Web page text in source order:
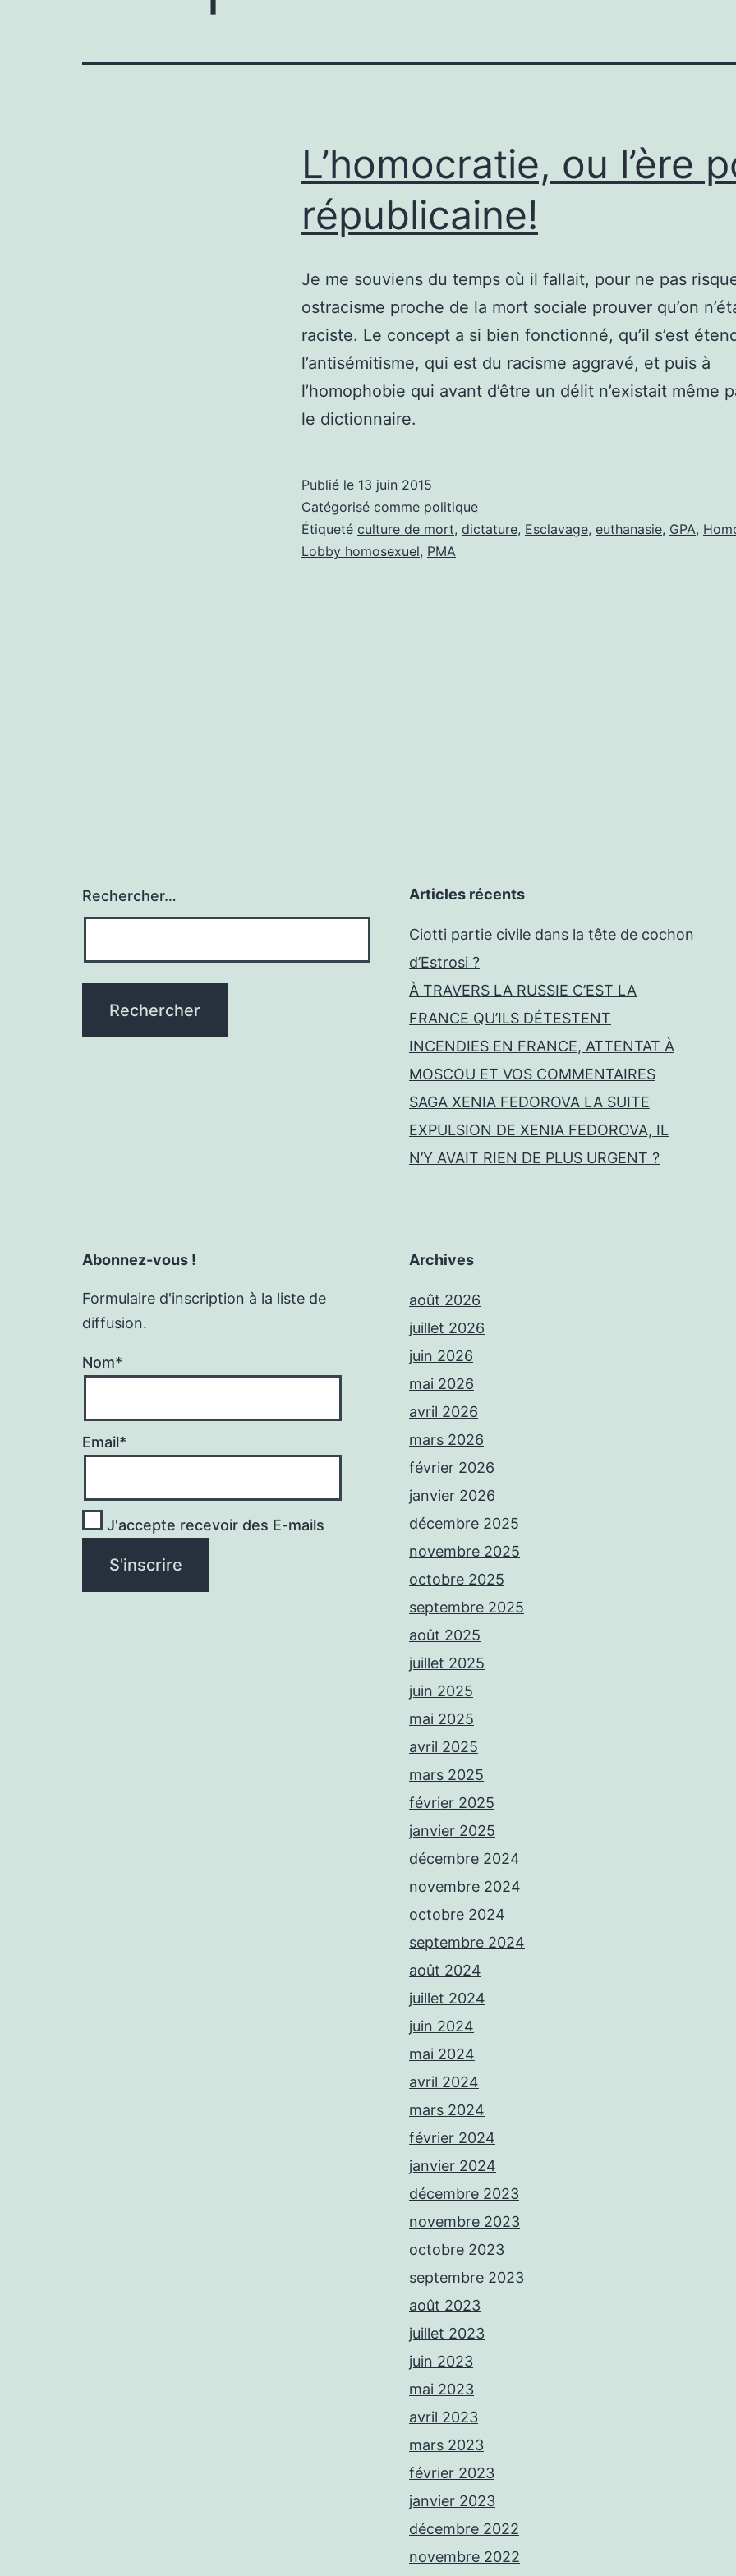
L’homocratie, ou l’ère
républicaine!
Je me souviens du temps où il fallait, pour ne pas
ostracisme proche de la mort sociale prouver qu’on
raciste. Le concept a si bien fonctionné, qu’il s’est
l’antisémitisme, qui est du racisme aggravé, et puis à
l’homophobie qui avant d’être un délit n’existait même
le dictionnaire.
Publié le 13 juin 2015
Catégorisé comme politique
Étiqueté culture de mort, dictature, Esclavage, euthanasie, GPA,
Lobby homosexuel, PMA
Rechercher… Articles récents
Ciotti partie civile dans la tête de cochon
d’Estrosi ?
À TRAVERS LA RUSSIE C’EST LA
FRANCE QU’ILS DÉTESTENT
INCENDIES EN FRANCE, ATTENTAT À
MOSCOU ET VOS COMMENTAIRES
SAGA XENIA FEDOROVA LA SUITE
EXPULSION DE XENIA FEDOROVA, IL
N’Y AVAIT RIEN DE PLUS URGENT ?
Abonnez-vous !
Formulaire d'inscription à la liste de
diffusion.
Nom*
Email*
J'accepte recevoir des E-mails
Archives
août 2026
juillet 2026
juin 2026
mai 2026
avril 2026
mars 2026
février 2026
janvier 2026
décembre 2025
novembre 2025
octobre 2025
septembre 2025
août 2025
juillet 2025
juin 2025
mai 2025
avril 2025
mars 2025
février 2025
janvier 2025
décembre 2024
novembre 2024
octobre 2024
septembre 2024
août 2024
juillet 2024
juin 2024
mai 2024
avril 2024
mars 2024
février 2024
janvier 2024
décembre 2023
novembre 2023
octobre 2023
septembre 2023
août 2023
juillet 2023
juin 2023
mai 2023
avril 2023
mars 2023
février 2023
janvier 2023
décembre 2022
novembre 2022